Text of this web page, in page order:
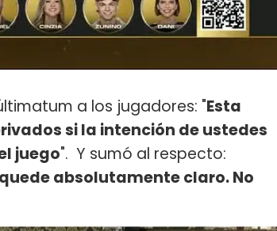
a los jugadores: "Esta
si la intención de ustedes
juego". Y sumó al respecto:
absolutamente claro. No